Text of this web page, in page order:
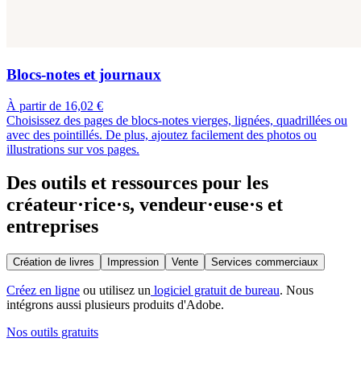
Blocs-notes et journaux
À partir de 16,02 €
Choisissez des pages de blocs-notes vierges, lignées, quadrillées ou
avec des pointillés. De plus, ajoutez facilement des photos ou
illustrations sur vos pages.
Des outils et ressources pour les
créateur·rice·s, vendeur·euse·s et
entreprises
Création de livres Impression Vente Services commerciaux
Créez en ligne ou utilisez un logiciel gratuit de bureau. Nous
intégrons aussi plusieurs produits d'Adobe.
Nos outils gratuits